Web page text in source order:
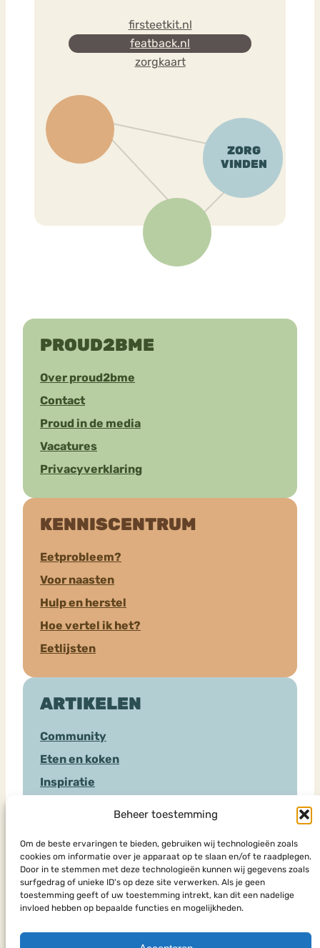
Beheer toestemming
Om de beste ervaringen te bieden, gebruiken wij technologieën zoals
cookies om informatie over je apparaat op te slaan en/of te raadplegen.
Door in te stemmen met deze technologieën kunnen wij gegevens zoals
surfgedrag of unieke ID's op deze site verwerken. Als je geen
toestemming geeft of uw toestemming intrekt, kan dit een nadelige
invloed hebben op bepaalde functies en mogelijkheden.
firsteetkit.nl
featback.nl
zorgkaart
PROUD2BME
Over proud2bme
Contact
Proud in de media
Vacatures
Privacyverklaring
KENNISCENTRUM
Eetprobleem?
Voor naasten
Hulp en herstel
Hoe vertel ik het?
Eetlijsten
ARTIKELEN
Community
Eten en koken
Inspiratie
HULPSOORTEN
Chat